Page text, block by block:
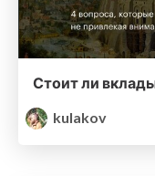
Стоит ли
kulakov